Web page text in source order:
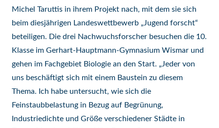
Michel Taruttis in ihrem Projekt nach, mit dem sie sich
beim diesjährigen Landeswettbewerb „Jugend forscht“
beteiligen. Die drei Nachwuchsforscher besuchen die 10.
Klasse im Gerhart-Hauptmann-Gymnasium Wismar und
gehen im Fachgebiet Biologie an den Start. „Jeder von
uns beschäftigt sich mit einem Baustein zu diesem
Thema. Ich habe untersucht, wie sich die
Feinstaubbelastung in Bezug auf Begrünung,
Industriedichte und Größe verschiedener Städte in